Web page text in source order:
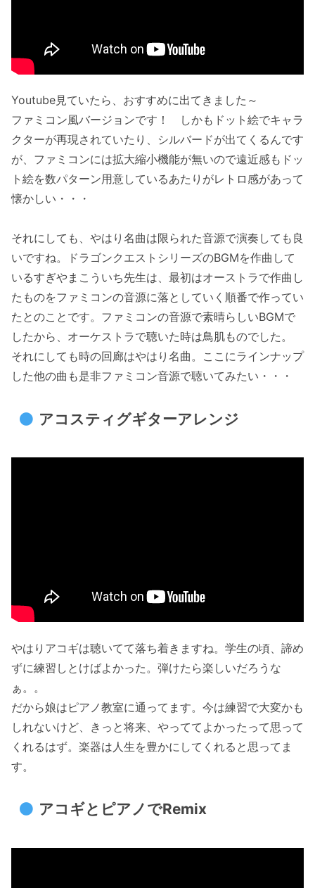
Youtube見ていたら、おすすめに出てきました～
ファミコン風バージョンです！ しかもドット絵でキャラ
クターが再現されていたり、シルバードが出てくるんです
が、ファミコンには拡大縮小機能が無いので遠近感もドッ
ト絵を数パターン用意しているあたりがレトロ感があって
懐かしい・・・
それにしても、やはり名曲は限られた音源で演奏しても良
いですね。ドラゴンクエストシリーズのBGMを作曲して
いるすぎやまこういち先生は、最初はオーストラで作曲し
たものをファミコンの音源に落としていく順番で作ってい
たとのことです。ファミコンの音源で素晴らしいBGMで
したから、オーケストラで聴いた時は鳥肌ものでした。
それにしても時の回廊はやはり名曲。ここにラインナップ
した他の曲も是非ファミコン音源で聴いてみたい・・・
アコスティグギターアレンジ
やはりアコギは聴いてて落ち着きますね。学生の頃、諦め
ずに練習しとけばよかった。弾けたら楽しいだろうな
ぁ。。
だから娘はピアノ教室に通ってます。今は練習で大変かも
しれないけど、きっと将来、やっててよかったって思って
くれるはず。楽器は人生を豊かにしてくれると思ってま
す。
アコギとピアノでRemix